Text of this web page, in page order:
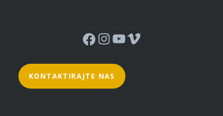
Facebook Instagram YouTube Vimeo
KONTAKTIRAJTE NAS